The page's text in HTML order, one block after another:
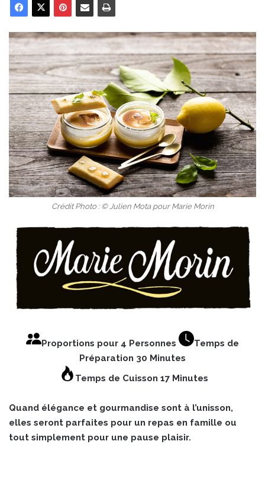
Crédit Photo : © Julien Mota pour Marie Morin
Proportions pour 4 Personnes
Temps de
Préparation 30 Minutes
Temps de Cuisson 17 Minutes
Quand élégance et gourmandise sont à l’unisson,
elles seront parfaites pour un repas en famille ou
tout simplement pour une pause plaisir.